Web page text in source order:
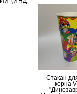
Стакан
корна